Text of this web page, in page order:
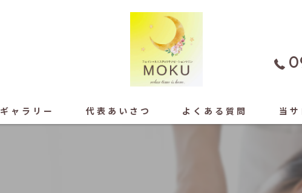
ギャラリー 代表あいさつ よくある質問 当
よも
フェ